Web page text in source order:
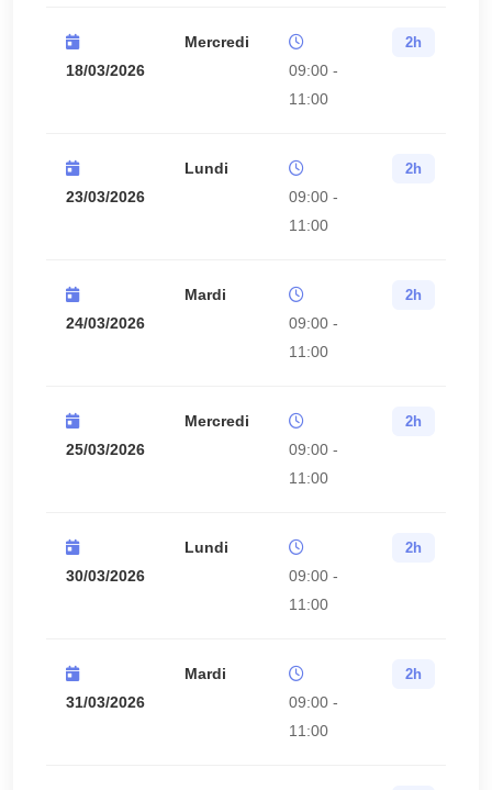
18/03/2026
Mercredi
09:00 -
11:00
2h
23/03/2026
Lundi
09:00 -
11:00
2h
24/03/2026
Mardi
09:00 -
11:00
2h
25/03/2026
Mercredi
09:00 -
11:00
2h
30/03/2026
Lundi
09:00 -
11:00
2h
31/03/2026
Mardi
09:00 -
11:00
2h